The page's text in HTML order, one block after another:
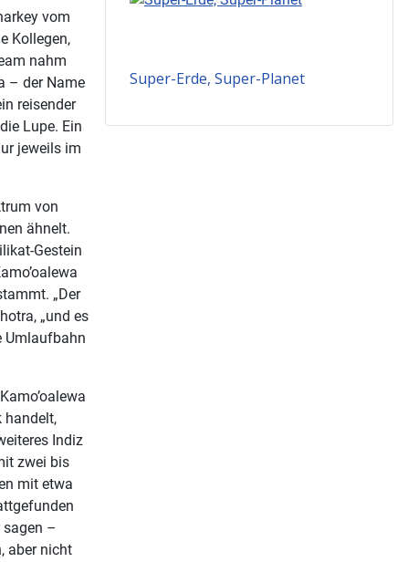
vom
Kollegen,
nahm
– der Name
reisender
Lupe. Ein
jeweils im
von
ähnelt.
Gestein
„Der
„und es
Umlaufbahn
handelt,
Indiz
zwei bis
mit etwa
sagen –
aber nicht
Super-Erde, Super-Planet